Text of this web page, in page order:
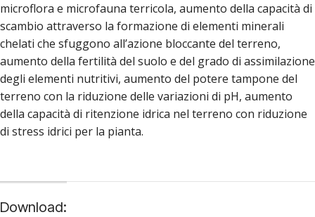
microflora e microfauna terricola, aumento della capacità di
scambio attraverso la formazione di elementi minerali
chelati che sfuggono all’azione bloccante del terreno,
aumento della fertilità del suolo e del grado di assimilazione
degli elementi nutritivi, aumento del potere tampone del
terreno con la riduzione delle variazioni di pH, aumento
della capacità di ritenzione idrica nel terreno con riduzione
di stress idrici per la pianta.
Download: